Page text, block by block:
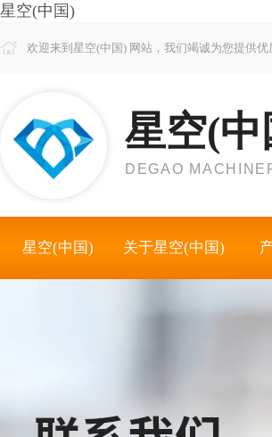
星空(中国)
欢迎来到星空(中国) 网站，我们竭诚为您提供
星空(
DEGAO
星空(中国) 关于星空(中国)